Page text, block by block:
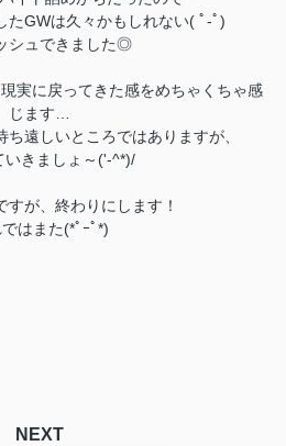
たGWは久々かもしれない( ﾟ-ﾟ)
シュできました◎
実に戻ってきた感をめちゃくちゃ感
じます…
遠しいところではありますが、
いきましょ～('-^*)/
すが、終わりにします！
はまた(*ﾟｰﾟ*)
NEXT